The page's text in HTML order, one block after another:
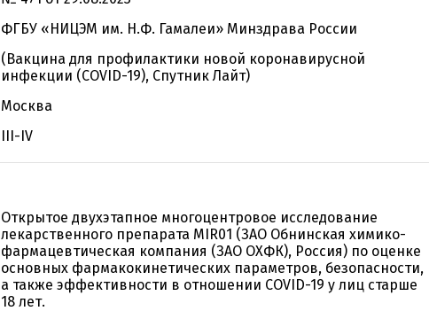
ФГБУ «НИЦЭМ им. Н.Ф. Гамалеи» Минздрава России
(Вакцина для профилактики новой коронавирусной
инфекции (COVID-19), Спутник Лайт)
Москва
III-IV
Открытое двухэтапное многоцентровое исследование
лекарственного препарата MIR01 (ЗАО Обнинская химико-
фармацевтическая компания (ЗАО ОХФК), Россия) по оценке
основных фармакокинетических параметров, безопасности,
а также эффективности в отношении COVID-19 у лиц старше
18 лет.